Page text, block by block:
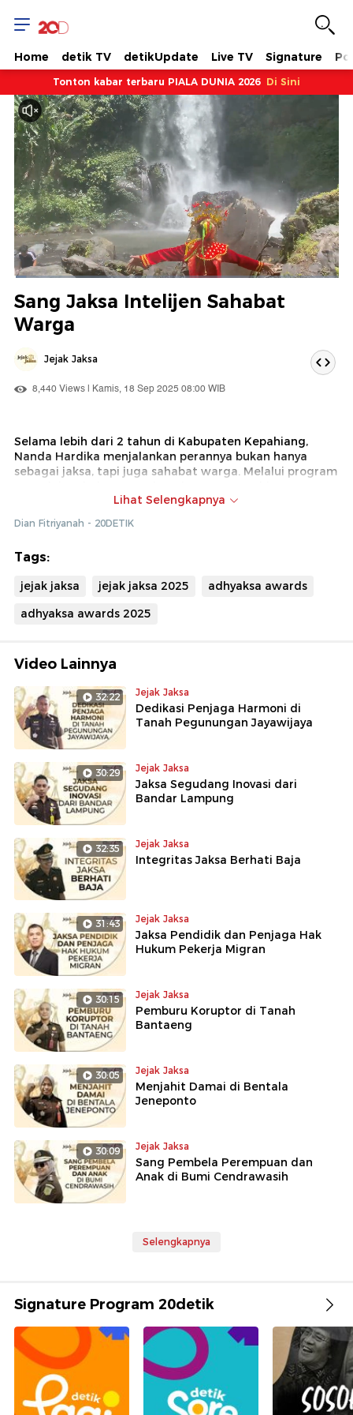
Home detik TV detikUpdate Live TV Signature
Tonton kabar terbaru PIALA DUNIA 2026 Di Sini
Suara
Hidup
Dimuat:
Sang Jaksa Intelijen Sahabat
Warga
Jejak Jaksa
8,440 Views | Kamis, 18 Sep 2025 08:00 WIB
Selama lebih dari 2 tahun di Kabupaten Kepahiang,
Nanda Hardika menjalankan perannya bukan hanya
sebagai jaksa, tapi juga sahabat warga. Melalui program
edukasi di sekolah, ia berusaha meluruskan stigma
bahwa jaksa itu kaku dan menakutkan. Bagi Nanda,
intelijen kejaksaan adalah jembatan untuk
masyarakat.
Saksikan kisah lengkapnya dalam tayangan berikut!
Lihat Selengkapnya
Dian Fitriyanah - 20DETIK
Tags:
jejak jaksa jejak jaksa 2025
adhyaksa awards
adhyaksa awards 2025
Video Lainnya
32:22 Jejak Jaksa
Dedikasi Penjaga Harmoni di
Tanah Pegunungan Jayawijaya
30:29 Jejak Jaksa
Jaksa Segudang Inovasi dari
Bandar Lampung
32:35 Jejak Jaksa
Integritas Jaksa Berhati Baja
31:43 Jejak Jaksa
Jaksa Pendidik dan Penjaga Hak
Hukum Pekerja Migran
30:15 Jejak Jaksa
Pemburu Koruptor di Tanah
Bantaeng
30:05 Jejak Jaksa
Menjahit Damai di Bentala
Jeneponto
30:09 Jejak Jaksa
Sang Pembela Perempuan dan
Anak di Bumi Cendrawasih
Selengkapnya
Signature Program 20detik